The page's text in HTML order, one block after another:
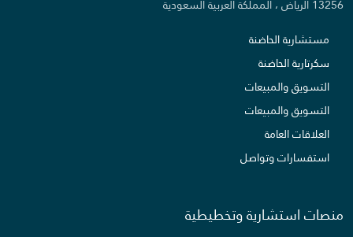
13256 الرياض ، المملكة العربية السعودية
مستشارية الحاضنة
سكرتارية الحاضنة
التسويق والمبيعات
التسويق والمبيعات
العلاقات العامة
استفسارات وتواصل
منصات استشارية وتخطيطية